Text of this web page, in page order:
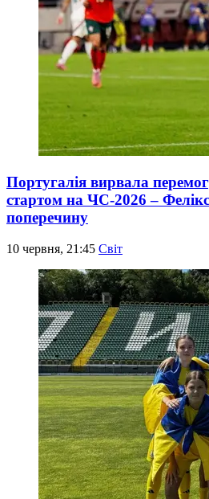
Португалія вирвала
стартом на ЧС-2026 –
поперечину
10 червня, 21:45 Світ